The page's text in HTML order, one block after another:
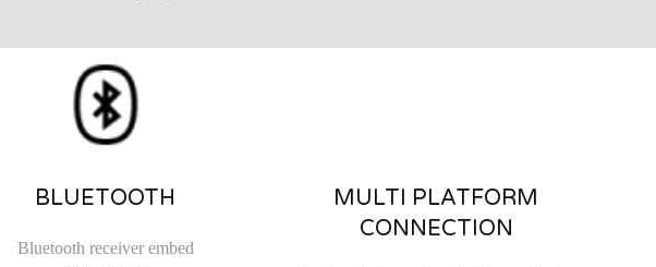
BLUETOOTH
Bluetooth receiver embed
MULTI PLATFORM
CONNECTION